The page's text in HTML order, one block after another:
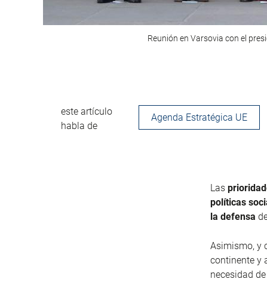
Reunión en Varsovia con el
este artículo
habla de
Agenda Estratégica UE
Las
políticas
la defensa
Asimismo, y
continente y
necesidad